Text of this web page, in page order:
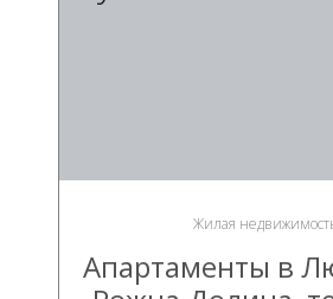
Жилая
Апартаменты в